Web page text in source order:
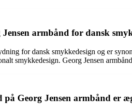
armbånd for dansk
for dansk smykkedesign og er
smykkedesign. Georg Jensen
Georg Jensen armbånd er